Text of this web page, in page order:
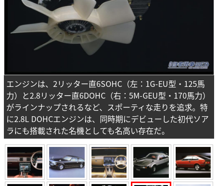
エンジンは、2リッター直6SOHC（左：1G-EU型・125馬
力）と2.8リッター直6DOHC（右：5M-GEU型・170馬力）
がラインナップされるなど、スポーティな走りを追求。特
に2.8L DOHCエンジンは、同時期にデビューした初代ソア
ラにも搭載された名機としても名高い存在だ。